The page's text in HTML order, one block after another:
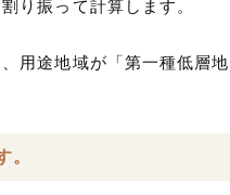
り振って計算します。
用途地域が「第一種低層
。